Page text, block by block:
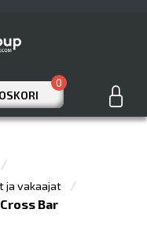
0
ja vakaajat
Bar